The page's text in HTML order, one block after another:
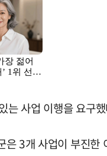
는 사업 이행을 요구
3개 사업이 부진한